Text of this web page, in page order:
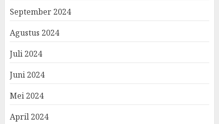
September 2024
Agustus 2024
Juli 2024
Juni 2024
Mei 2024
April 2024